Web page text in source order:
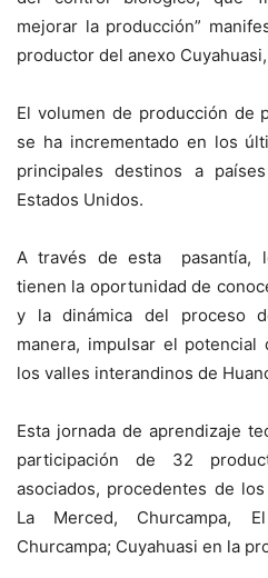
mejorar la producción”
productor del anexo
El volumen de producción de
se ha incrementado en los
principales destinos a
Estados Unidos.
A través de esta pasantía,
tienen la oportunidad de
y la dinámica del proceso
manera, impulsar el
los valles interandinos de
Esta jornada de aprendizaje
participación de 32
asociados, procedentes de
La Merced, Churcampa,
Churcampa; Cuyahuasi en la